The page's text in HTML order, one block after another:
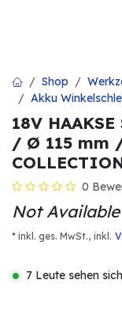
Shop
Akku
18V
/ Ø 115 mm /
0
Not
* inkl. ges. MwSt., inkl.
7 Leute sehen